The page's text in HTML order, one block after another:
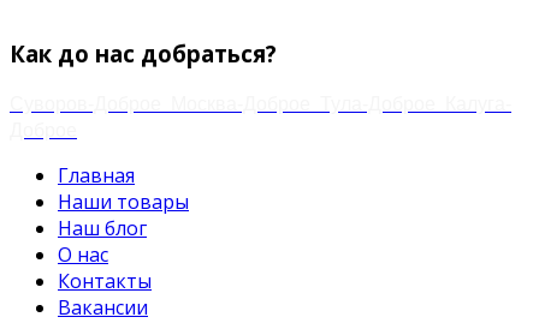
Как до нас добраться?
Главная
Наши товары
Наш блог
О нас
Контакты
Вакансии